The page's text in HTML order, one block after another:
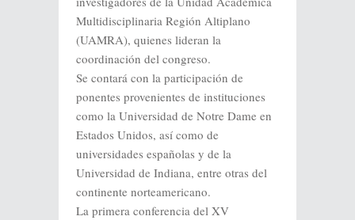
Multidisciplinaria Región Altiplano
(UAMRA), quienes lideran la
coordinación del congreso.
Se contará con la participación de
ponentes provenientes de instituciones
como la Universidad de Notre Dame en
Estados Unidos, así como de
universidades españolas y de la
Universidad de Indiana, entre otras del
continente norteamericano.
La primera conferencia del XV